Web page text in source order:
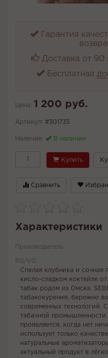
Гарантия
Доставка от 90
Бесплатная
Цена: 1 200 руб.
Артикул: #301735
Наличие: В наличии
Купить
Сравнить
Характеристики
Производитель
PG/VG
Спелая клубника и сочная
кисло-сладком коктейле
табак родом из Омска.
табакокурения, бережно
современных технологий.
табачной промышленности
проявляется, когда нет
использует только
натуральные
актуальный продукт в